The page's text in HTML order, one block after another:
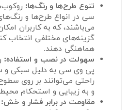
تنوع طرح‌ها و رنگ‌ها:
سی در انواع طرح‌ها و
می‌باشند، که به کاربران
گزینه‌های مختلفی انتخاب
هماهنگی دهند.
سهولت در نصب و استفاده:
پی وی سی به دلیل سبکی و
راحتی می‌توانند بر روی
و به زیبایی و استحکام
مقاومت در برابر فشار و خش: